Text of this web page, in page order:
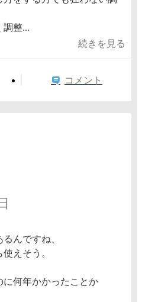
調整...
続きを見る
コメント
んですね、
えそう。
に何年かかったことか